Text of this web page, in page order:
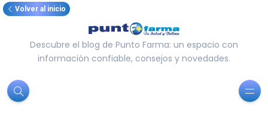
Volver al inicio
Descubre el blog de Punto Farma: un espacio con
información confiable, consejos y novedades.